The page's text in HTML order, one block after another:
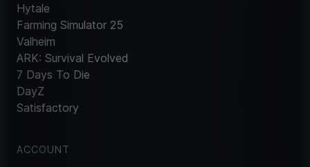
Hytale
Farming Simulator 25
Valheim
ARK: Survival Evolved
7 Days To Die
DayZ
Satisfactory
ACCOUNT